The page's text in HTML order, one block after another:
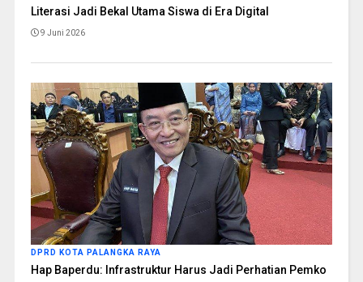
Literasi Jadi Bekal Utama Siswa di Era Digital
9 Juni 2026
DPRD KOTA PALANGKA RAYA
Hap Baperdu: Infrastruktur Harus Jadi Perhatian Pemko